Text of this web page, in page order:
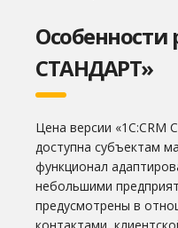
Особенности
СТАНДАРТ»
Цена версии «1С:CRM
доступна субъектам
функционал
небольшими
предусмотрены в